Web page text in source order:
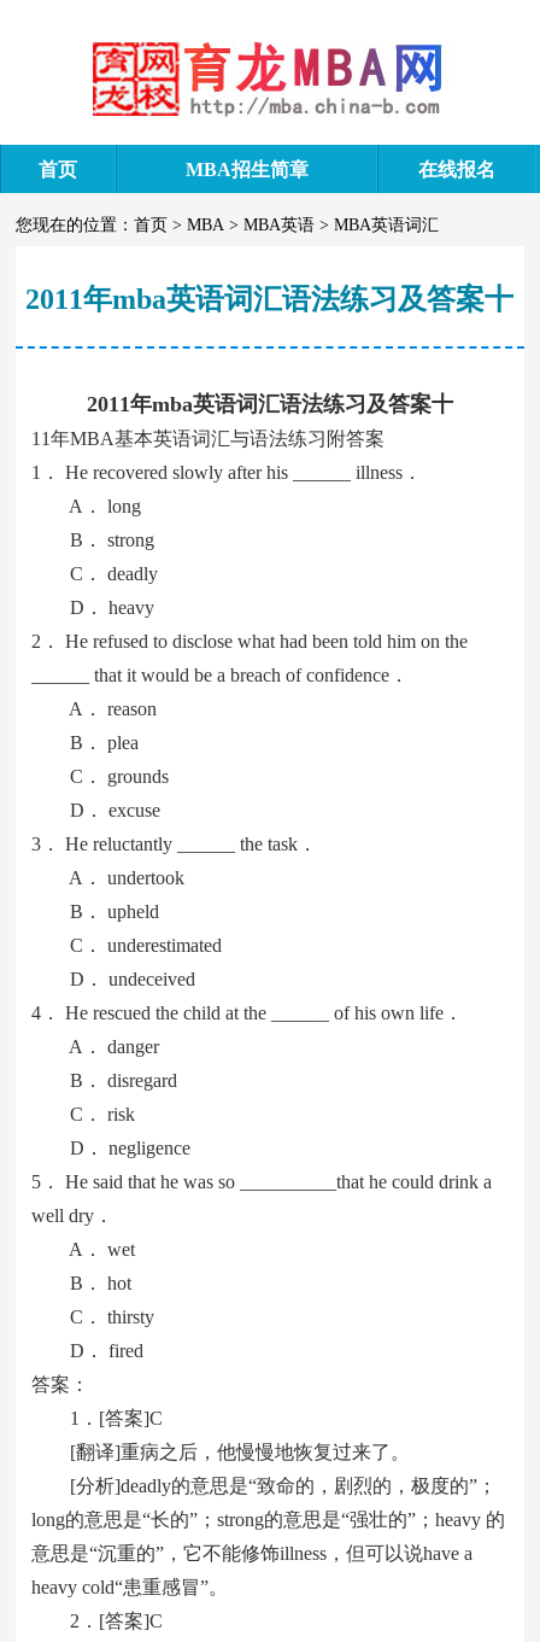
首页 MBA招生简章 在线报名
您现在的位置：首页 >MBA >MBA英语 >MBA英语词汇
2011年mba英语词汇语法练习及答案十
2011年mba英语词汇语法练习及答案十
11年MBA基本英语词汇与语法练习附答案
1． He recovered slowly after his ______ illness．
A． long
B． strong
C． deadly
D． heavy
2． He refused to disclose what had been told him on the
______ that it would be a breach of confidence．
A． reason
B． plea
C． grounds
D． excuse
3． He reluctantly ______ the task．
A． undertook
B． upheld
C． underestimated
D． undeceived
4． He rescued the child at the ______ of his own life．
A． danger
B． disregard
C． risk
D． negligence
5． He said that he was so __________that he could drink a
well dry．
A． wet
B． hot
C． thirsty
D． fired
答案：
1．[答案]C
[翻译]重病之后，他慢慢地恢复过来了。
[分析]deadly的意思是“致命的，剧烈的，极度的”；
long的意思是“长的”；strong的意思是“强壮的”；heavy 的
意思是“沉重的”，它不能修饰illness，但可以说have a
heavy cold“患重感冒”。
2．[答案]C